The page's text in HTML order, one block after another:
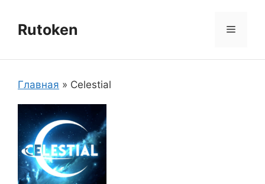
содержимому
Rutoken Меню
Главная » Celestial